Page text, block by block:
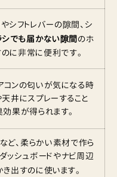
シフトレバーの隙間、シ
シでも届かない隙間のホ
に非常に便利です。
ンの匂いが気になる時
井にスプレーすること
果が得られます。
など、柔らかい素材で作ら
ッシュボードやナビ周辺
き出すのに使います。